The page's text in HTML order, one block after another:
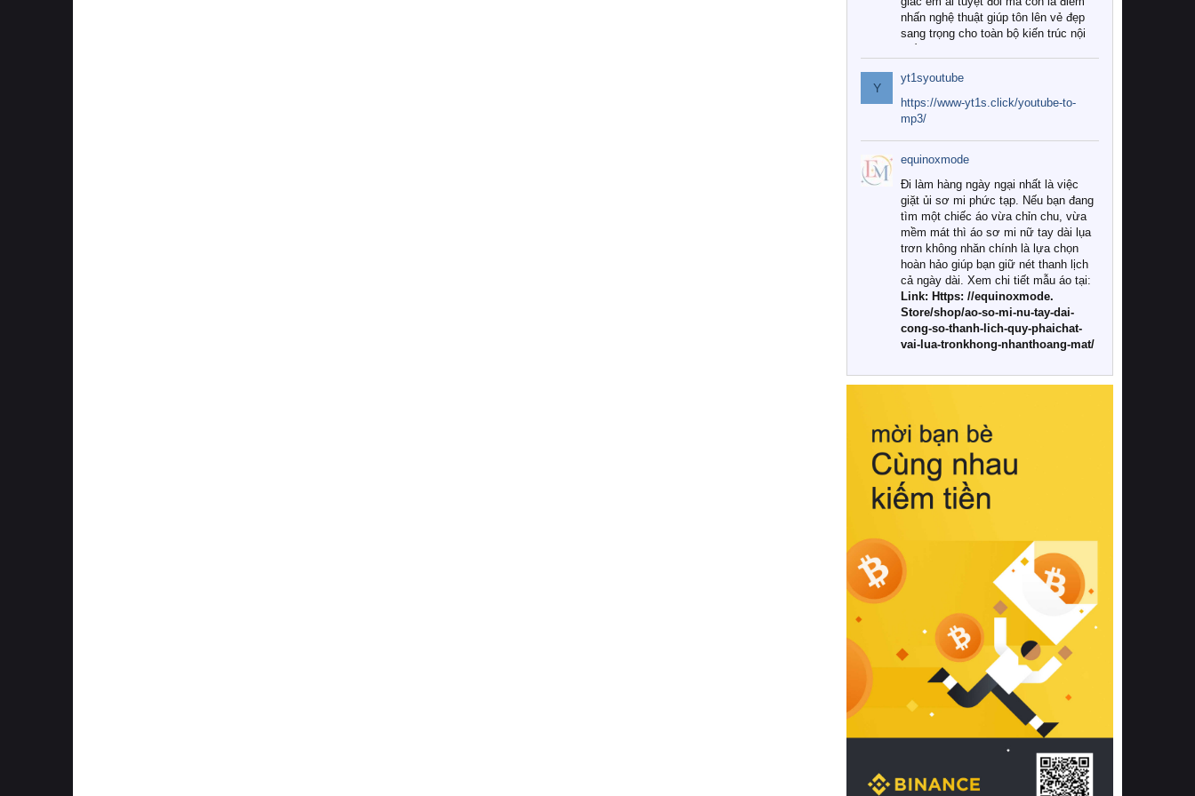
nhấn nghệ thuật giúp tôn lên vẻ đẹp
sang trọng cho toàn bộ kiến trúc nội
Tuy nhiên, giữa thị trường đa dạng
với vô vàn thương hiệu và mẫu mã
như hiện nay, làm thế nào để chọn
được những bộ chăn ga gối đệm cao
cấp thực sự chất lượng, phù hợp với
khí hậu và nhu cầu sử dụng của gia
đình? Hãy cùng chúng tôi đi tìm lời
giải đáp chi tiết qua bài viết dưới đây.
1. Tại sao các gia đình hiện đại lại ưa
chuộng chăn ga gối đệm cao cấp?
Khác với các dòng sản phẩm thông
thường, những bộ chăn ga gối đệm
cao cấp trải qua quy trình sản xuất
nghiêm ngặt từ khâu chọn lọc nguyên
liệu tự nhiên đến công nghệ dệt
nhuộm hiện đại không chứa hóa chất
này, bạn sẽ cảm nhận rõ rệt sự khác
hồi chuẩn xác của phần đệm nâng đỡ
cột sống.
Bên cạnh đó, việc lựa chọn các dòng
sản phẩm đạt chuẩn chất lượng quốc
tế còn giúp ngăn ngừa tình trạng kích
khuẩn và nấm mốc trong điều kiện
thời tiết nóng ẩm. Bạn có thể tìm hiểu
thêm các nghiên cứu khoa học về tác
động của giấc ngủ và môi trường
phòng ngủ đối với sức khỏe con
người tại Sleep Foundation (External
Link) để có cái nhìn toàn diện hơn.
2. Các tiêu chí vàng khi lựa chọn
chăn ga gối đệm cao cấp cho phòng
ngủ
Để sở hữu một bộ chăn ga gối đệm
cao cấp hoàn hảo cả về thẩm mỹ lẫn
công năng, người tiêu dùng cần cân
nhắc kỹ lưỡng các tiêu chí quan trọng
Y
yt1syoutube
https://www-yt1s.click/youtube-to-
mp3/
equinoxmode
Đi làm hàng ngày ngại nhất là việc
giặt ủi sơ mi phức tạp. Nếu bạn đang
tìm một chiếc áo vừa chỉn chu, vừa
mềm mát thì áo sơ mi nữ tay dài lụa
trơn không nhăn chính là lựa chọn
hoàn hảo giúp bạn giữ nét thanh lịch
cả ngày dài. Xem chi tiết mẫu áo tại:
Link: Https: //equinoxmode.
Store/shop/ao-so-mi-nu-tay-dai-
cong-so-thanh-lich-quy-phaichat-
vai-lua-tronkhong-nhanthoang-mat/